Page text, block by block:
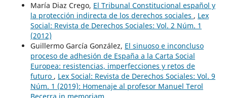
María Diaz Crego, El Tribunal Constitucional español y
la protección indirecta de los derechos sociales , Lex
Social: Revista de Derechos Sociales: Vol. 2 Núm. 1
(2012)
Guillermo García González, El sinuoso e inconcluso
proceso de adhesión de España a la Carta Social
Europea: resistencias, imperfecciones y retos de
futuro , Lex Social: Revista de Derechos Sociales: Vol. 9
Núm. 1 (2019): Homenaje al profesor Manuel Terol